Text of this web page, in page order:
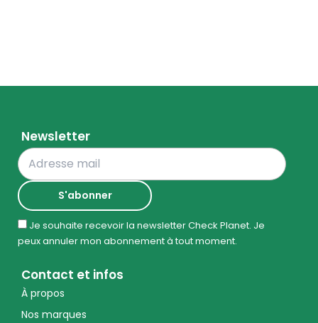
Contact et infos
À propos
Nos marques
Newsletter
Je souhaite recevoir la newsletter Check Planet. Je
peux annuler mon abonnement à tout moment.